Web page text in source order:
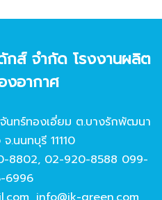
กส์ จํากัด โรงงานผลิต
งอากาศ
นทร์ทองเอี่ยม ต.บางรักพัฒนา
.นนทบุรี 11110
8802, 02-920-8588 099-
6996